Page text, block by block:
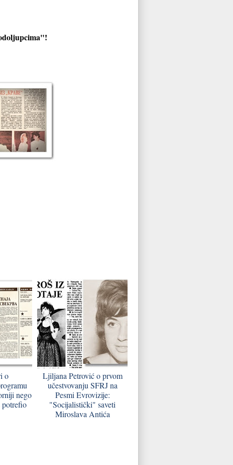
o
nego
Ljiljana Petrović o prvom
učestvovanju SFRJ na
Pesmi Evrovizije:
"Socijalistički" saveti
Miroslava Antića